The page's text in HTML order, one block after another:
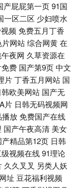
产屁屁第一页91国
一区二区 少妇喷水
频 免费五月丁香
片网站综合网黄在
夜网 久草资源在
费 国产第9页中文
片丁香五月网站 国
欧美网站 国产无
片 日韩无码视频网
播放免费国产在线
国产午夜高清 美女
产精品第12页 日韩
视频在线91理论
久久叉叉 另类人妖
址 豆花福利视频